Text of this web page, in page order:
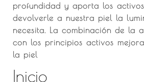
profundidad y aporta los
devolverle a nuestra piel la
necesita. La combinación de la
con los principios activos
la piel
Inicio